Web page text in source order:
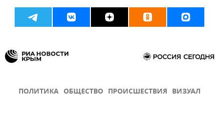
ПОЛИТИКА ОБЩЕСТВО ПРОИСШЕСТВИЯ ВИЗУАЛ